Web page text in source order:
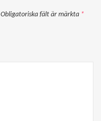
Obligatoriska fält är märkta *